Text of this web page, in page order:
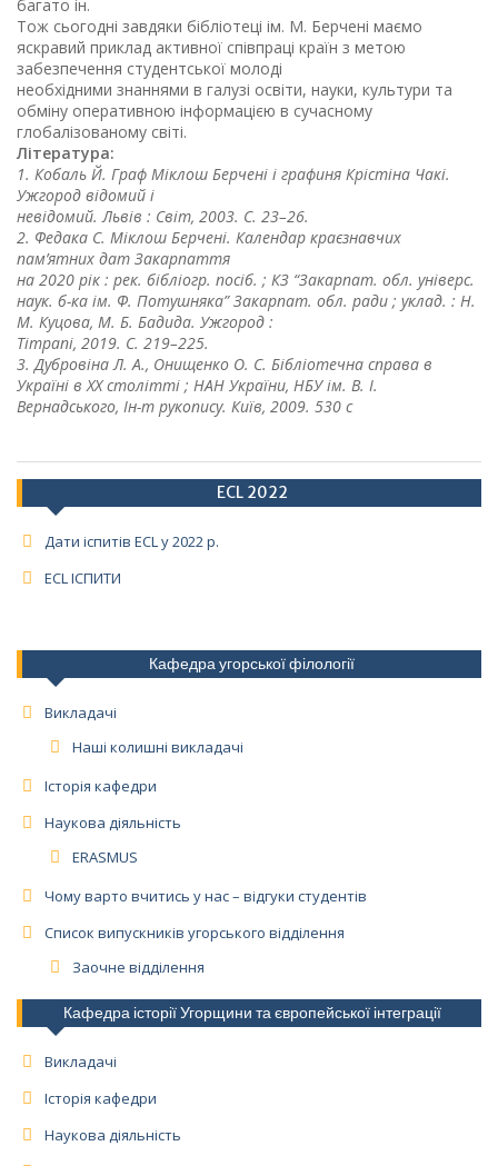
багато ін.
Тож сьогодні завдяки бібліотеці ім. М. Берчені маємо
яскравий приклад активної співпраці країн з метою
забезпечення студентської молоді
необхідними знаннями в галузі освіти, науки, культури та
обміну оперативною інформацією в сучасному
глобалізованому світі.
Література:
1. Кобаль Й. Граф Міклош Берчені і графиня Крістіна Чакі.
Ужгород відомий і
невідомий. Львів : Світ, 2003. С. 23–26.
2. Федака С. Міклош Берчені. Календар краєзнавчих
пам’ятних дат Закарпаття
на 2020 рік : рек. бібліогр. посіб. ; КЗ “Закарпат. обл. універс.
наук. б-ка ім. Ф. Потушняка” Закарпат. обл. ради ; уклад. : Н.
М. Куцова, М. Б. Бадида. Ужгород :
Timpani, 2019. С. 219–225.
3. Дубровіна Л. А., Онищенко О. С. Бібліотечна справа в
Україні в ХХ столітті ; НАН України, НБУ ім. В. І.
Вернадського, Ін-т рукопису. Київ, 2009. 530 с
ECL 2022
Дати іспитів ECL у 2022 р.
ECL ІСПИТИ
Кафедра угорської філології
Викладачі
Наші колишні викладачі
Історія кафедри
Наукова діяльність
ERASMUS
Чому варто вчитись у нас – відгуки студентів
Список випускників угорського відділення
Заочне відділення
Кафедра історії Угорщини та європейської інтеграції
Викладачі
Історія кафедри
Наукова діяльність